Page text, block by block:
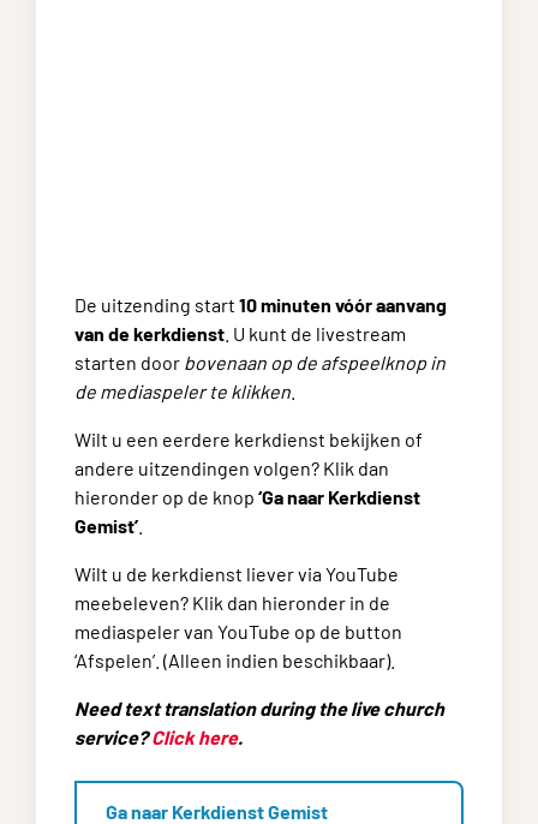
De uitzending start 10 minuten vóór aanvang
van de kerkdienst . U kunt de livestream
starten door bovenaan op de afspeelknop in
de mediaspeler te klikken
Wilt u een eerdere kerkdienst bekijken of
andere uitzendingen volgen? Klik dan
hieronder op de knop ‘Ga naar Kerkdienst
Gemist’
Wilt u de kerkdienst liever via YouTube
meebeleven? Klik dan hieronder in de
mediaspeler van YouTube op de button
‘Afspelen’. (Alleen indien beschikbaar).
Need text translation during the live church
service?Click here.
Ga naar Kerkdienst Gemist